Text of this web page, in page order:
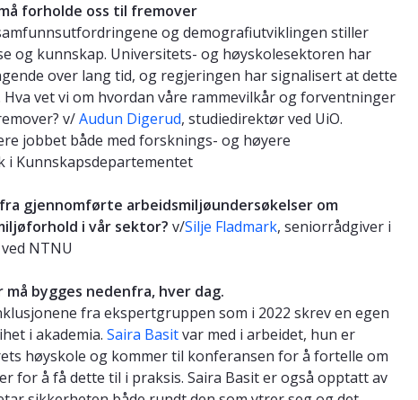
forholde oss til fremover
og demografiutviklingen stiller
og kunnskap. Universitets- og høyskolesektoren har
over lang tid, og regjeringen har signalisert at dette
vet vi om hvordan våre rammevilkår og forventninger
v/Audun Digerud, studiedirektør ved UiO.
jobbet både med forsknings- og høyere
i Kunnskapsdepartementet
gjennomførte arbeidsmiljøundersøkelser om
i vår sektor? v/Silje Fladmark, seniorrådgiver i
NTNU
bygges nedenfra, hver dag.
fra ekspertgruppen som i 2022 skrev en egen
i akademia. Saira Basitvar med i arbeidet, hun er
høyskole og kommer til konferansen for å fortelle om
for å få dette til i praksis. Saira Basit er også opptatt av